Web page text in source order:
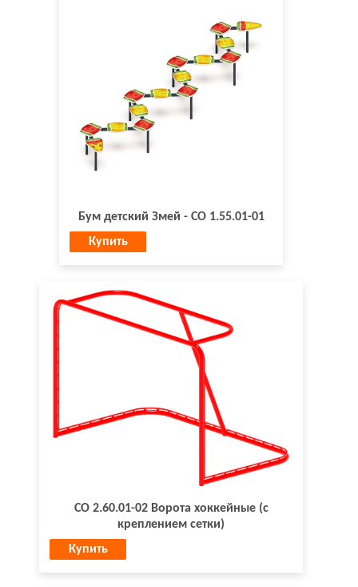
Бум детский Змей - СО 1.55.01-01
Купить
СО 2.60.01-02 Ворота хоккейные (с
креплением сетки)
Купить